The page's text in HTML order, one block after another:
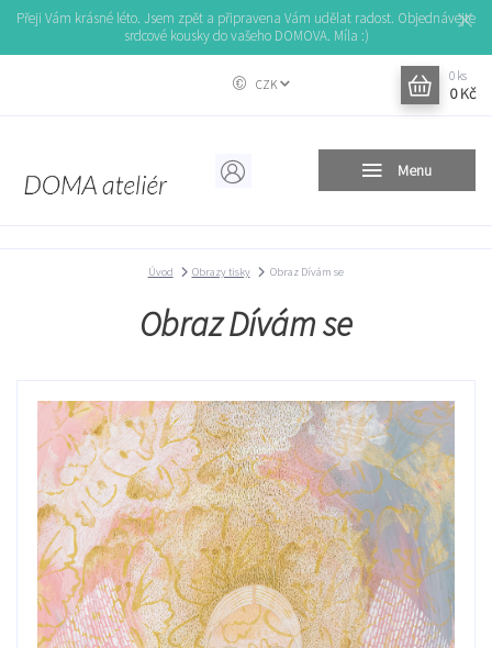
Přeji Vám krásné léto. Jsem zpět a připravena Vám udělat radost. Objednávejte
srdcové kousky do vašeho DOMOVA. Míla :)
Menu
CZK
0 ks
0 Kč
Úvod Obrazy tisky Obraz Dívám se
Obraz Dívám se